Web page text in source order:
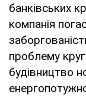
банківських
компанія
проблему
будівництво